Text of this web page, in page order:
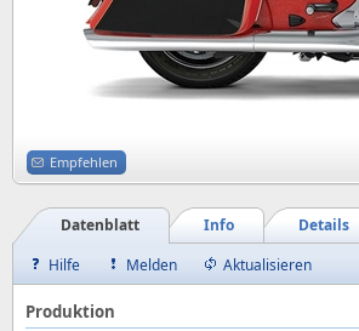
Empfehlen
Details
Info
Datenblatt
Hilfe
Melden Aktualisieren
Produktion